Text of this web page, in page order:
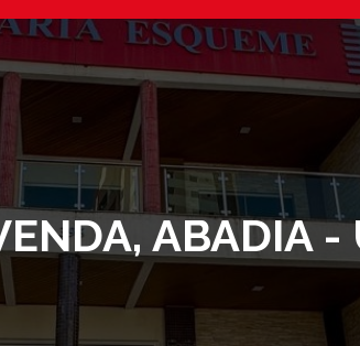
ABADIA